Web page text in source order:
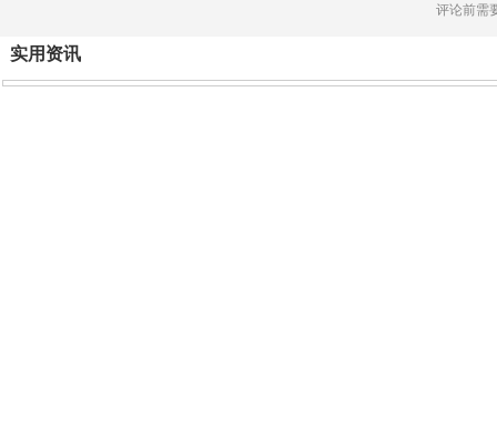
评论前需
实用资讯